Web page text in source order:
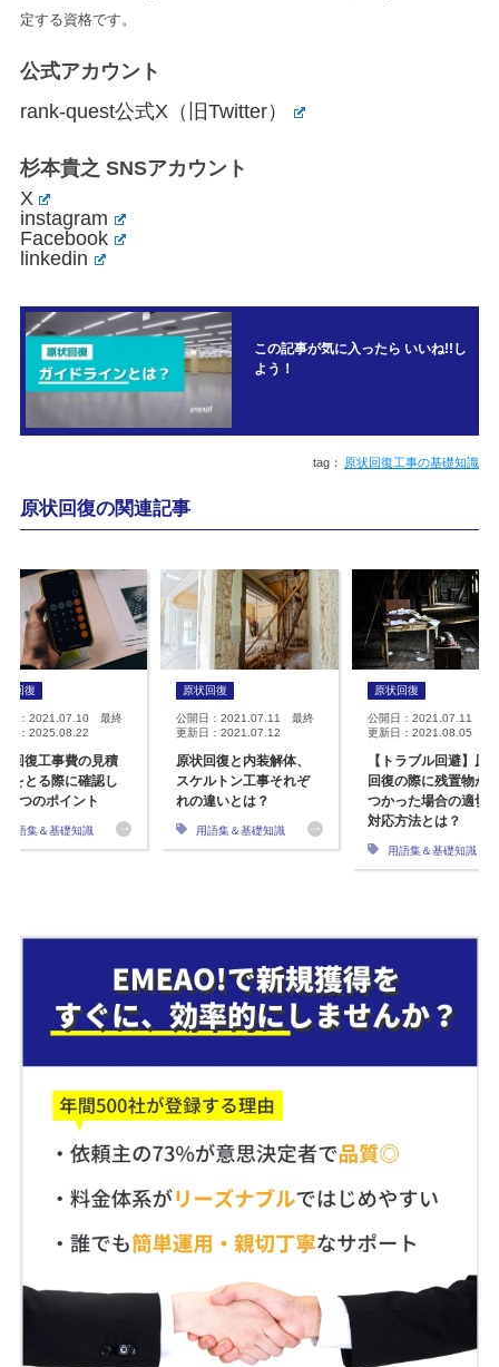
定する資格です。
公式アカウント
rank-quest公式X（旧Twitter）
杉本貴之 SNSアカウント
X
instagram
Facebook
linkedin
この記事が気に入ったら いいね!!し
よう！
原状回復工事の基礎知識
原状回復の関連記事
状回復
日：2021.07.10 最終
日：2025.08.22
回復工事費の見積
をとる際に確認し
5つのポイント
用語集＆基礎知識
原状回復
公開日：2021.07.11 最終
更新日：2021.07.12
原状回復と内装解体、
スケルトン工事それぞ
れの違いとは？
用語集＆基礎知識
原状回復
公開日：2021.07.11 最
更新日：2021.08.05
【トラブル回避】原
回復の際に残置物が
つかった場合の適切
対応方法とは？
用語集＆基礎知識